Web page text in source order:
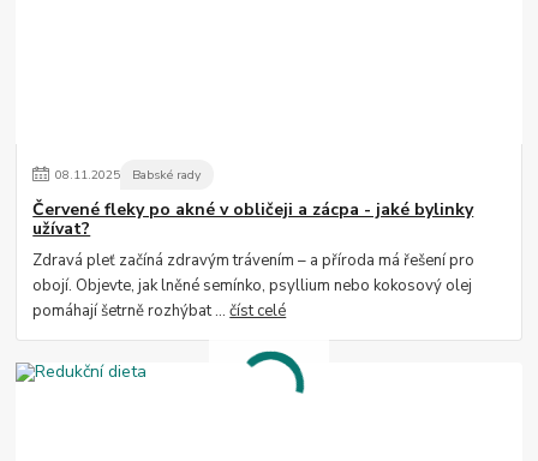
08.11.2025 Babské rady
Červené fleky po akné v obličeji a zácpa - jaké bylinky
užívat?
Zdravá pleť začíná zdravým trávením – a příroda má řešení pro
obojí. Objevte, jak lněné semínko, psyllium nebo kokosový olej
pomáhají šetrně rozhýbat ...číst celé